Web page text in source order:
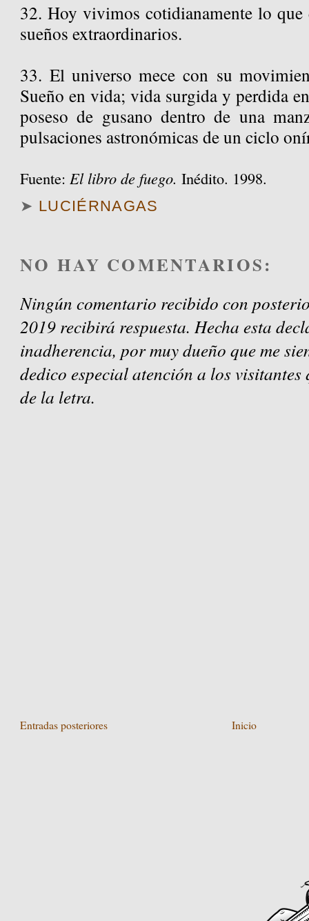
32. Hoy vivimos cotidianamente lo
sueños extraordinarios.
33. El universo mece con su
Sueño en vida; vida surgida y perdida
poseso de gusano dentro de una
pulsaciones astronómicas de un ciclo
Fuente:El libro de fuego. Inédito. 1998.
➤ LUCIÉRNAGAS
NO HAY COMENTARIOS:
Ningún comentario recibido con
2019 recibirá respuesta. Hecha esta
inadherencia, por muy dueño que me
dedico especial atención a los
de la letra.
Entradas posteriores Inicio